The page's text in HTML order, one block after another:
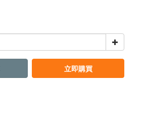
立即購買